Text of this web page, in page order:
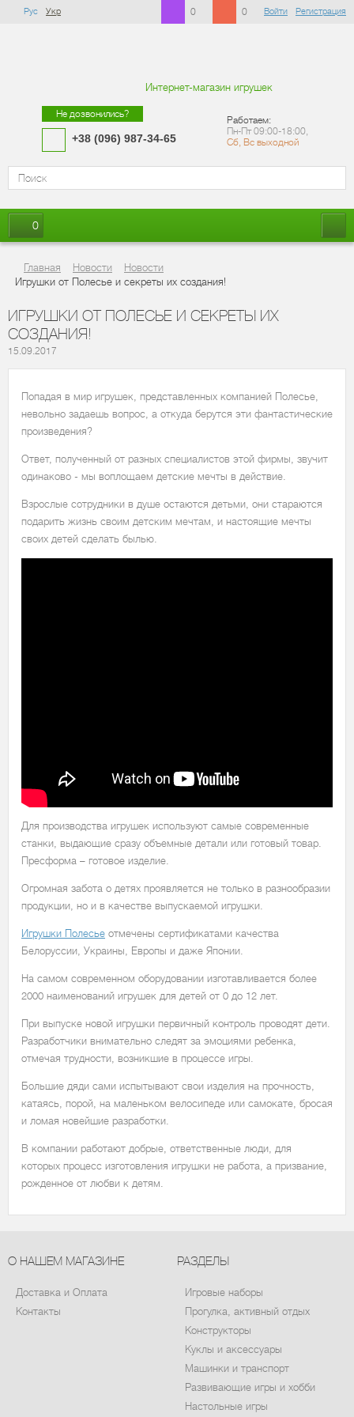
0 0 Войти Регистрация
Рус Укр
Интернет-магазин игрушек
Не дозвонились?
+38 (096) 987-34-65
Работаем:
Пн-Пт 09:00-18:00,
Сб, Вс выходной
0
Главная Новости
Новости
Игрушки от Полесье и секреты их создания!
ИГРУШКИ ОТ ПОЛЕСЬЕ И СЕКРЕТЫ ИХ
СОЗДАНИЯ!
15.09.2017
Попадая в мир игрушек, представленных компанией Полесье,
невольно задаешь вопрос, а откуда берутся эти фантастические
произведения?
Ответ, полученный от разных специалистов этой фирмы, звучит
одинаково - мы воплощаем детские мечты в действие.
Взрослые сотрудники в душе остаются детьми, они стараются
подарить жизнь своим детским мечтам, и настоящие мечты
своих детей сделать былью.
Для производства игрушек используют самые современные
станки, выдающие сразу объемные детали или готовый товар.
Пресформа – готовое изделие.
Огромная забота о детях проявляется не только в разнообразии
продукции, но и в качестве выпускаемой игрушки.
Игрушки Полесье отмечены сертификатами качества
Белоруссии, Украины, Европы и даже Японии.
На самом современном оборудовании изготавливается более
2000 наименований игрушек для детей от 0 до 12 лет.
При выпуске новой игрушки первичный контроль проводят дети.
Разработчики внимательно следят за эмоциями ребенка,
отмечая трудности, возникшие в процессе игры.
Большие дяди сами испытывают свои изделия на прочность,
катаясь, порой, на маленьком велосипеде или самокате, бросая
и ломая новейшие разработки.
В компании работают добрые, ответственные люди, для
которых процесс изготовления игрушки не работа, а призвание,
рожденное от любви к детям.
О НАШЕМ МАГАЗИНЕ
Доставка и Оплата
Контакты
РАЗДЕЛЫ
Игровые наборы
Прогулка, активный отдых
Конструкторы
Куклы и аксессуары
Машинки и транспорт
Развивающие игры и хобби
Настольные игры